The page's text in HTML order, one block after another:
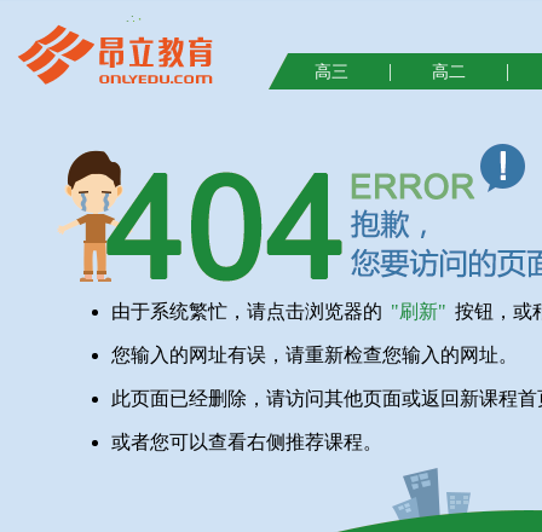
高三 | 高二 |
由于系统繁忙，请点击浏览器的 "刷新" 按钮，或
您输入的网址有误，请重新检查您输入的网址。
此页面已经删除，请访问其他页面或返回新课程首
或者您可以查看右侧推荐课程。